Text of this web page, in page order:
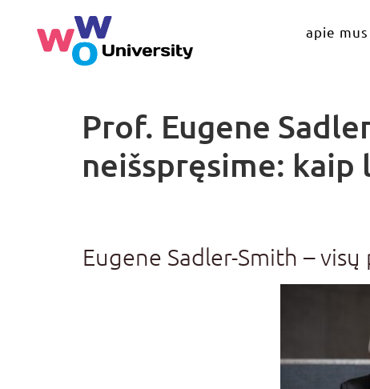
apie mus
Prof. Eugene
neišspręsime:
Eugene Sadler-Smith –